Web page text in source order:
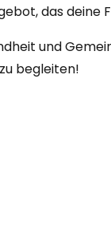
das
und
begleiten!